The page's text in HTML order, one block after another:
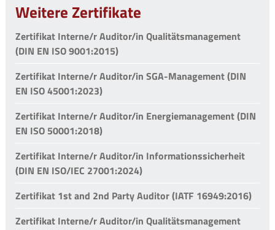
Weitere Zertifikate
Zertifikat Interne/r Auditor/in Qualitätsmanagement
(DIN EN ISO 9001:2015)
Zertifikat Interne/r Auditor/in SGA-Management (DIN
EN ISO 45001:2023)
Zertifikat Interne/r Auditor/in Energiemanagement (DIN
EN ISO 50001:2018)
Zertifikat Interne/r Auditor/in Informationssicherheit
(DIN EN ISO/IEC 27001:2024)
Zertifikat 1st and 2nd Party Auditor (IATF 16949:2016)
Zertifikat Interne/r Auditor/in Qualitätsmanagement